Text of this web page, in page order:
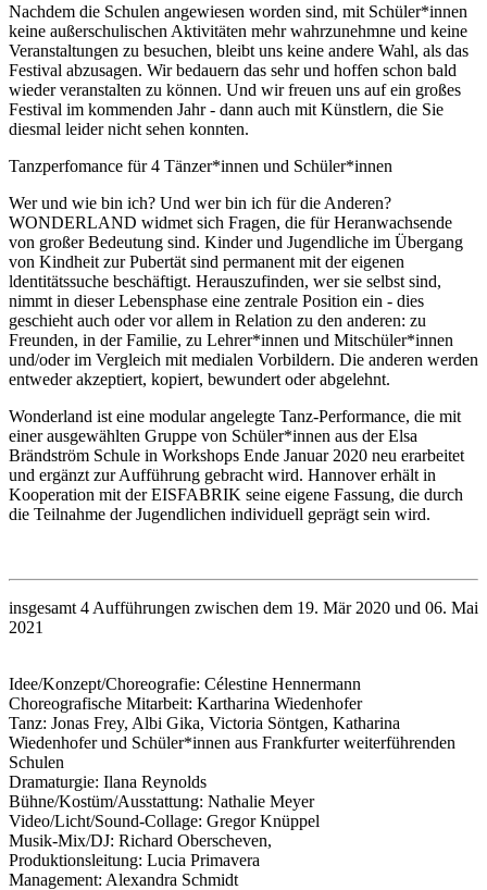
Nachdem die Schulen angewiesen worden sind, mit Schüler*innen
keine außerschulischen Aktivitäten mehr wahrzunehmne und keine
Veranstaltungen zu besuchen, bleibt uns keine andere Wahl, als das
Festival abzusagen. Wir bedauern das sehr und hoffen schon bald
wieder veranstalten zu können. Und wir freuen uns auf ein großes
Festival im kommenden Jahr - dann auch mit Künstlern, die Sie
diesmal leider nicht sehen konnten.
Tanzperfomance für 4 Tänzer*innen und Schüler*innen
Wer und wie bin ich? Und wer bin ich für die Anderen?
WONDERLAND widmet sich Fragen, die für Heranwachsende
von großer Bedeutung sind. Kinder und Jugendliche im Übergang
von Kindheit zur Pubertät sind permanent mit der eigenen
ldentitätssuche beschäftigt. Herauszufinden, wer sie selbst sind,
nimmt in dieser Lebensphase eine zentrale Position ein - dies
geschieht auch oder vor allem in Relation zu den anderen: zu
Freunden, in der Familie, zu Lehrer*innen und Mitschüler*innen
und/oder im Vergleich mit medialen Vorbildern. Die anderen werden
entweder akzeptiert, kopiert, bewundert oder abgelehnt.
Wonderland ist eine modular angelegte Tanz-Performance, die mit
einer ausgewählten Gruppe von Schüler*innen aus der Elsa
Brändström Schule in Workshops Ende Januar 2020 neu erarbeitet
und ergänzt zur Aufführung gebracht wird. Hannover erhält in
Kooperation mit der EISFABRIK seine eigene Fassung, die durch
die Teilnahme der Jugendlichen individuell geprägt sein wird.
insgesamt 4 Aufführungen zwischen dem 19. Mär 2020 und 06. Mai
2021
Idee/Konzept/Choreografie: Célestine Hennermann
Choreografische Mitarbeit: Kartharina Wiedenhofer
Tanz: Jonas Frey, Albi Gika, Victoria Söntgen, Katharina
Wiedenhofer und Schüler*innen aus Frankfurter weiterführenden
Schulen
Dramaturgie: Ilana Reynolds
Bühne/Kostüm/Ausstattung: Nathalie Meyer
Video/Licht/Sound-Collage: Gregor Knüppel
Musik-Mix/DJ: Richard Oberscheven,
Produktionsleitung: Lucia Primavera
Management: Alexandra Schmidt